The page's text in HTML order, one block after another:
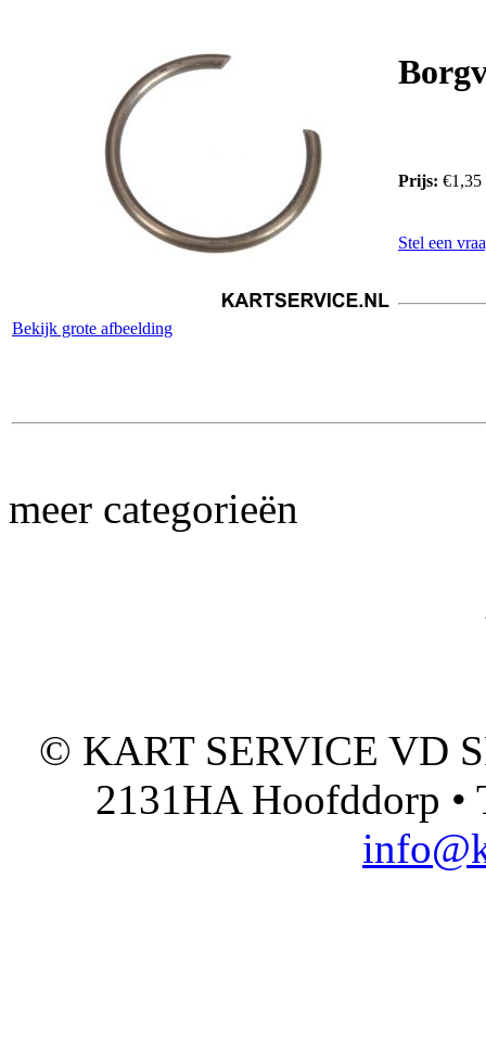
Bekijk grote afbeelding
Prijs: €1,35
Stel een
meer categorieën
© KART SERVICE VD
2131HA Hoofddorp •